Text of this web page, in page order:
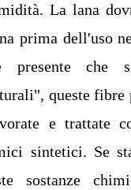
La lana
prima dell'uso
presente che
queste fibre
e trattate
sintetici. Se
sostanze